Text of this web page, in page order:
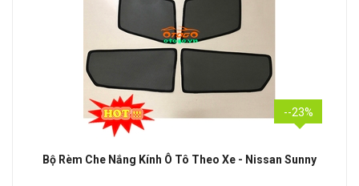
--23%
Bộ Rèm Che Nắng Kính Ô Tô Theo Xe - Nissan Sunny